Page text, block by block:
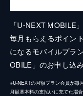
「U-NEXT MOBILE
毎月もらえるポイン
になるモバイルプラ
OBILE」のお申し込
※U-NEXTの月額プラン会員が毎
月額基本料の支払いに充てた場合